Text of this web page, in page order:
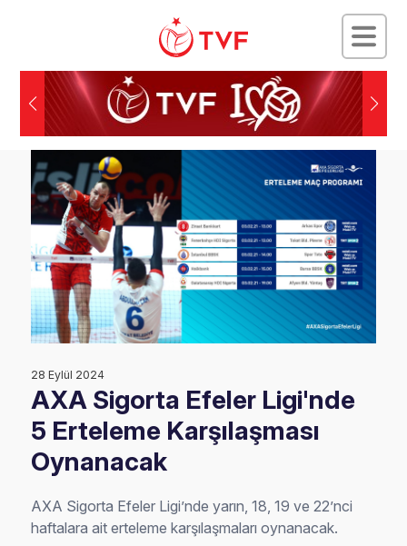
28 Eylül 2024
AXA Sigorta Efeler Ligi'nde
5 Erteleme Karşılaşması
Oynanacak
AXA Sigorta Efeler Ligi’nde yarın, 18, 19 ve 22’nci
haftalara ait erteleme karşılaşmaları oynanacak.